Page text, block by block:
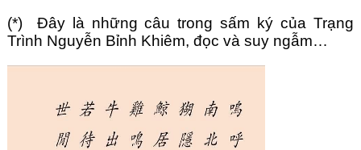
(*)  Đây là những câu trong sấm ký của Trạng
Trình Nguyễn Bỉnh Khiêm, đọc và suy ngẫm…